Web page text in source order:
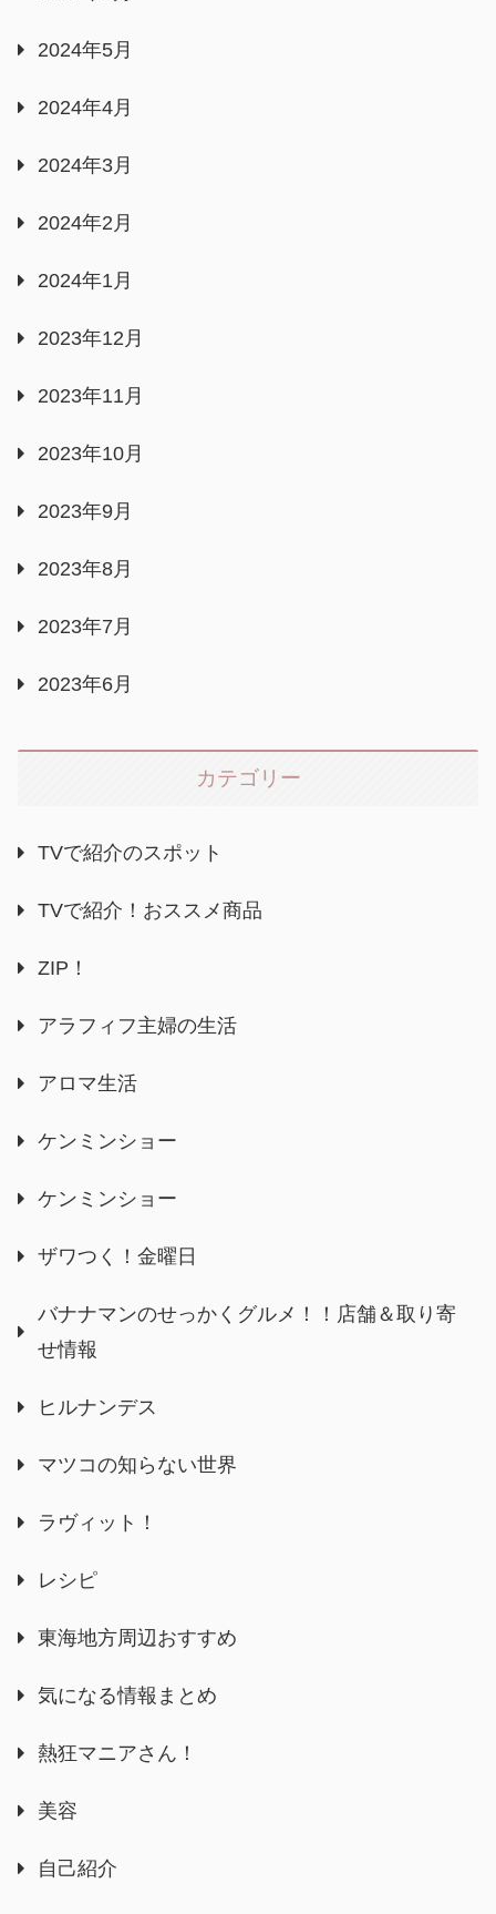
2024年5月
2024年4月
2024年3月
2024年2月
2024年1月
2023年12月
2023年11月
2023年10月
2023年9月
2023年8月
2023年7月
2023年6月
カテゴリー
TVで紹介のスポット
TVで紹介！おススメ商品
ZIP！
アラフィフ主婦の生活
アロマ生活
ケンミンショー
ケンミンショー
ザワつく！金曜日
バナナマンのせっかくグルメ！！店舗＆取り寄
せ情報
ヒルナンデス
マツコの知らない世界
ラヴィット！
レシピ
東海地方周辺おすすめ
気になる情報まとめ
熱狂マニアさん！
美容
自己紹介